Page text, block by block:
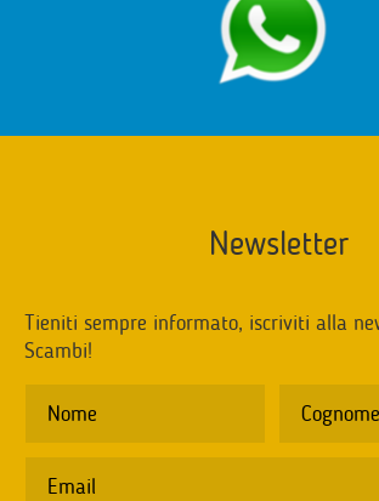
Newsletter
Tieniti sempre informato, iscriviti alla
Scambi!